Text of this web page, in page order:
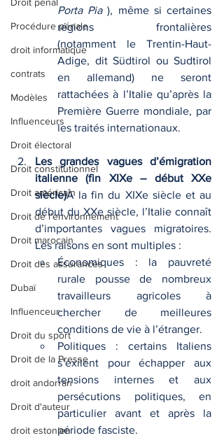
Procédure pénale
droit informatique
contrats
Modèles
Influenceurs
Droit électoral
Droit constitutionnel
Droit américain
Droit de l'environnement
Droit marocain
Droit des assurances
Dubaï
Influenceur
Droit du sport
Droit de la Presse
droit andorran
Droit d'auteur
droit estonien
Porta Pia ), même si certaines
régions frontalières
(notamment le Trentin-Haut-
Adige, dit Südtirol ou Sudtirol
en allemand) ne seront
rattachées à l’Italie qu’après la
Première Guerre mondiale, par
les traités internationaux.
Les grandes vagues d’émigration
italienne (fin XIXe – début XXe
siècle)À la fin du XIXe siècle et au
début du XXe siècle, l’Italie connaît
d’importantes vagues migratoires.
Les raisons en sont multiples :
Économiques : la pauvreté
rurale pousse de nombreux
travailleurs agricoles à
chercher de meilleures
conditions de vie à l’étranger.
Politiques : certains Italiens
s’exilent pour échapper aux
tensions internes et aux
persécutions politiques, en
particulier avant et après la
période fasciste.